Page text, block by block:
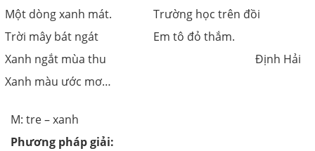
Một dòng xanh mát.
Trời mây bát ngát
Xanh ngắt mùa thu
Xanh màu ước mơ…
Trường học trên đồi
Em tô đỏ thắm.
Định Hải
M: tre – xanh
Phương pháp giải: